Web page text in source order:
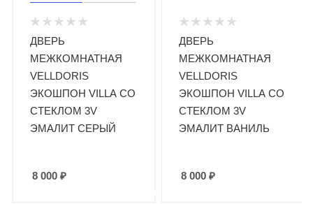
ДВЕРЬ
МЕЖКОМНАТНАЯ
VELLDORIS
ЭКОШПОН VILLA СО
СТЕКЛОМ 3V
ЭМАЛИТ СЕРЫЙ
8 000 ₽
ДВЕРЬ
МЕЖКОМНАТНАЯ
VELLDORIS
ЭКОШПОН VILLA СО
СТЕКЛОМ 3V
ЭМАЛИТ ВАНИЛЬ
8 000 ₽